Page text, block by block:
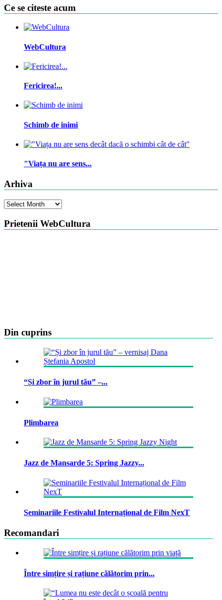
Ce se citeste acum
WebCultura
Fericirea!...
Schimb de inimi
"Viața nu are sens...
Arhiva
Arhiva
Prietenii WebCultura
Din cuprins
“Și zbor în jurul tău” –...
Plimbarea
Jazz de Mansarde 5: Spring Jazzy...
Seminariile Festivalul Internațional de Film NexT
Recomandari
Între simțire și rațiune călătorim prin...